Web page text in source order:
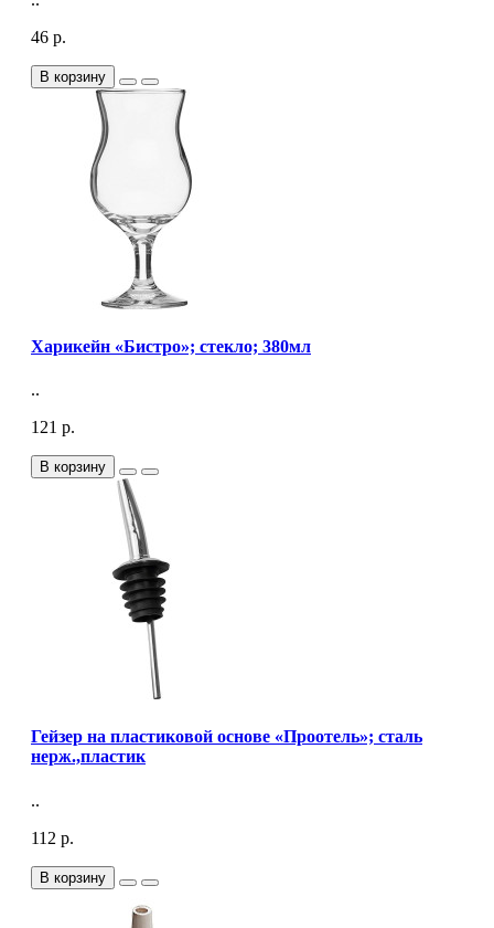
46 р.
В корзину
Харикейн «Бистро»; стекло; 380мл
..
121 р.
В корзину
Гейзер на пластиковой основе «Проотель»; сталь
нерж.,пластик
..
112 р.
В корзину